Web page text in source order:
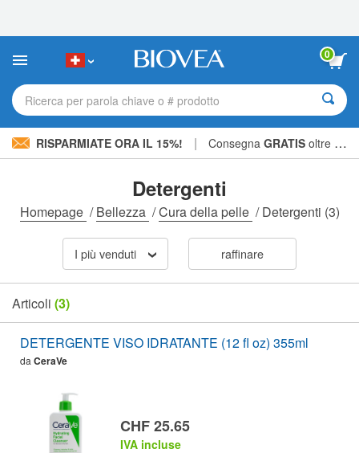
sito
include
sistema
0
Ricerca per parola chiave o # prodotto
RISPARMIATE ORA IL 15%! | Consegna GRATIS oltre CHF 56.00 »
Detergenti
Homepage /Bellezza /Cura della pelle /Detergenti (3)
I più venduti raffinare
Articoli (3)
DETERGENTE VISO IDRATANTE (12 fl oz) 355ml
daCeraVe
CHF 25.65
IVA incluse